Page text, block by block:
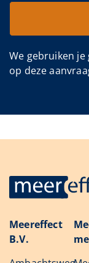
We gebruiken
op deze
Meereffect
B.V.